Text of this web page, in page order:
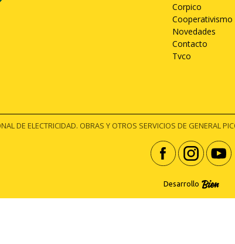
Corpico
Cooperativismo
Novedades
Contacto
Tvco
DE ELECTRICIDAD. OBRAS Y OTROS SERVICIOS DE GENERAL
Desarrollo